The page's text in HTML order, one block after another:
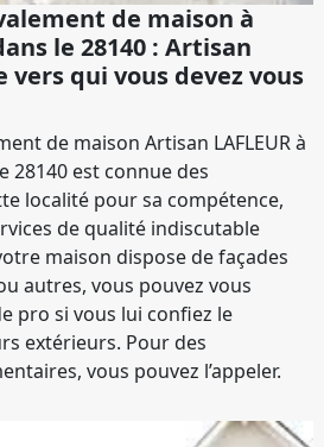
de maison à
le 28140 : Artisan
vers qui vous devez vous
de maison Artisan LAFLEUR à
28140 est connue des
localité pour sa compétence,
de qualité indiscutable
maison dispose de façades
autres, vous pouvez vous
pro si vous lui confiez le
extérieurs. Pour des
vous pouvez l’appeler.